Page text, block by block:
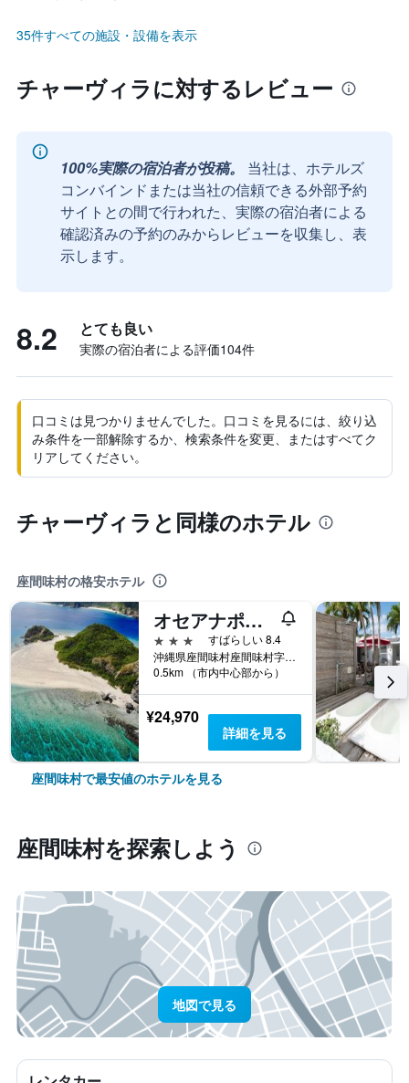
35件すべての施設・設備を表示
チャーヴィラに対するレビュー
100%実際の宿泊者が投稿。
当社は、ホテルズ
コンバインドまたは当社の信頼できる外部予約
サイトとの間で行われた、実際の宿泊者による
確認済みの予約のみからレビューを収集し、表
示します。
8.2 とても良い
実際の宿泊者による評価104​件
口コミは見つかりませんでした。口コミを見るには、絞り込
み条件を一部解除するか、検索条件を変更、またはすべてク
リアしてください。
チャーヴィラと同様のホテル
座間味村の格安ホテル
オセアナポートヴィレッジ座間味
3つ星
すばらしい 8.4
沖縄県座間味村座間味村字座間味 32
0.5km （市内中心部から）
¥24,970
詳細を見る
座間味村で最安値のホテルを見る
座間味村​を探索しよう
地図で見る